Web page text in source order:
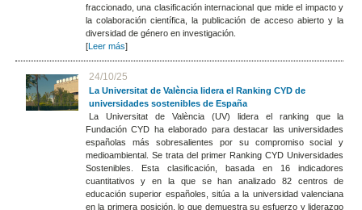
fraccionado, una clasificación internacional que mide el impacto y
la colaboración científica, la publicación de acceso abierto y la
diversidad de género en investigación.
[Leer más]
24/10/25
La Universitat de València lidera el Ranking CYD de
universidades sostenibles de España
La Universitat de València (UV) lidera el ranking que la
Fundación CYD ha elaborado para destacar las universidades
españolas más sobresalientes por su compromiso social y
medioambiental. Se trata del primer Ranking CYD Universidades
Sostenibles. Esta clasificación, basada en 16 indicadores
cuantitativos y en la que se han analizado 82 centros de
educación superior españoles, sitúa a la universidad valenciana
en la primera posición, lo que demuestra su esfuerzo y liderazgo